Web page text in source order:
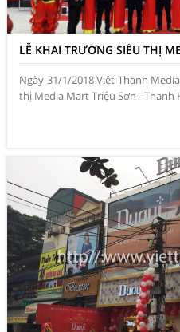
LỄ KHAI TRƯƠNG SIÊU THỊ
Ngày 31/1/2018 Việt Thanh
thị Media Mart Triệu Sơn - Thanh